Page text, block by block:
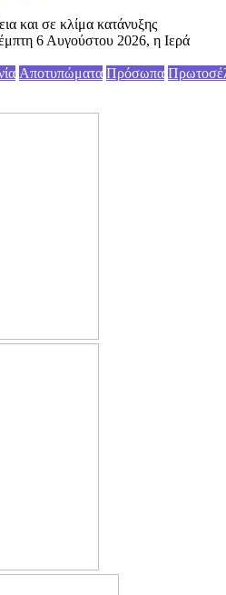
και σε κλίμα κατάνυξης
6 Αυγούστου 2026, η Ιερά
Αποτυπώματα Πρόσωπα